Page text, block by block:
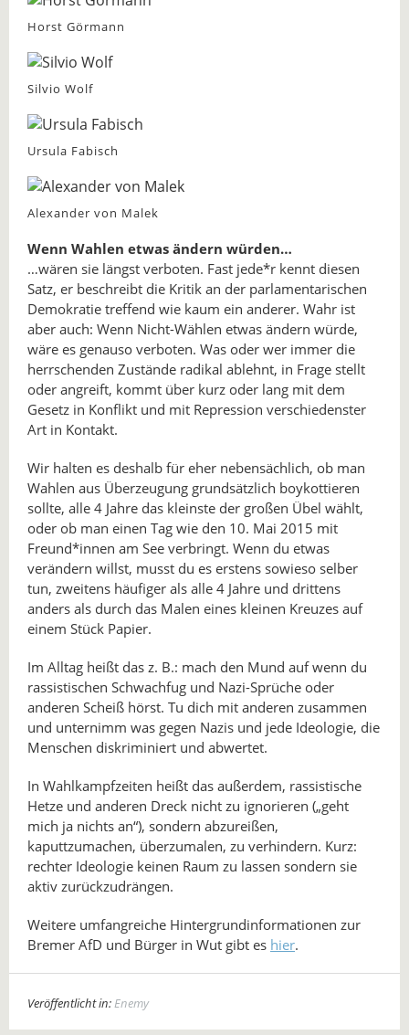
Horst Görmann
Silvio Wolf
Ursula Fabisch
Alexander von Malek
Wenn Wahlen etwas ändern würden…
…wären sie längst verboten. Fast jede*r kennt diesen
Satz, er beschreibt die Kritik an der parlamentarischen
Demokratie treffend wie kaum ein anderer. Wahr ist
aber auch: Wenn Nicht-Wählen etwas ändern würde,
wäre es genauso verboten. Was oder wer immer die
herrschenden Zustände radikal ablehnt, in Frage stellt
oder angreift, kommt über kurz oder lang mit dem
Gesetz in Konflikt und mit Repression verschiedenster
Art in Kontakt.
Wir halten es deshalb für eher nebensächlich, ob man
Wahlen aus Überzeugung grundsätzlich boykottieren
sollte, alle 4 Jahre das kleinste der großen Übel wählt,
oder ob man einen Tag wie den 10. Mai 2015 mit
Freund*innen am See verbringt. Wenn du etwas
verändern willst, musst du es erstens sowieso selber
tun, zweitens häufiger als alle 4 Jahre und drittens
anders als durch das Malen eines kleinen Kreuzes auf
einem Stück Papier.
Im Alltag heißt das z. B.: mach den Mund auf wenn du
rassistischen Schwachfug und Nazi-Sprüche oder
anderen Scheiß hörst. Tu dich mit anderen zusammen
und unternimm was gegen Nazis und jede Ideologie, die
Menschen diskriminiert und abwertet.
In Wahlkampfzeiten heißt das außerdem, rassistische
Hetze und anderen Dreck nicht zu ignorieren („geht
mich ja nichts an“), sondern abzureißen,
kaputtzumachen, überzumalen, zu verhindern. Kurz:
rechter Ideologie keinen Raum zu lassen sondern sie
aktiv zurückzudrängen.
Weitere umfangreiche Hintergrundinformationen zur
Bremer AfD und Bürger in Wut gibt es hier.
Veröffentlicht in:Enemy